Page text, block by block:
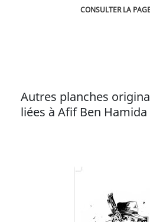
CONSULTER LA
Autres planches
liées à Afif Ben Hamida